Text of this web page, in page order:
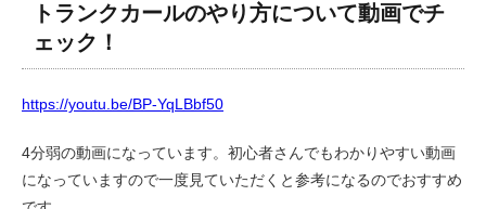
トランクカールのやり方について動画でチ
ェック！
https://youtu.be/BP-YqLBbf50
4分弱の動画になっています。初心者さんでもわかりやすい動画
になっていますので一度見ていただくと参考になるのでおすすめ